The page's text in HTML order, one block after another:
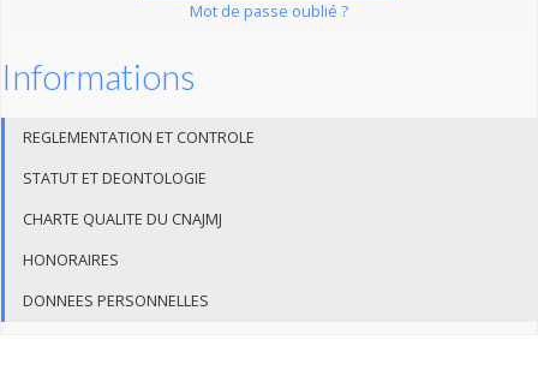
Mot de passe oublié ?
Informations
REGLEMENTATION ET CONTROLE
STATUT ET DEONTOLOGIE
CHARTE QUALITE DU CNAJMJ
HONORAIRES
DONNEES PERSONNELLES